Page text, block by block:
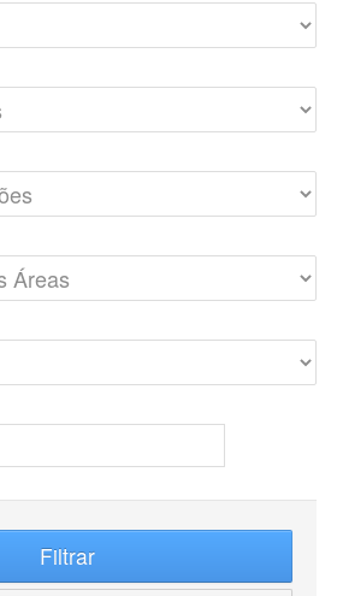
Filtrar